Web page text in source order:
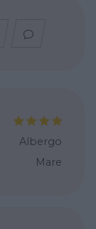
Albergo
Mare